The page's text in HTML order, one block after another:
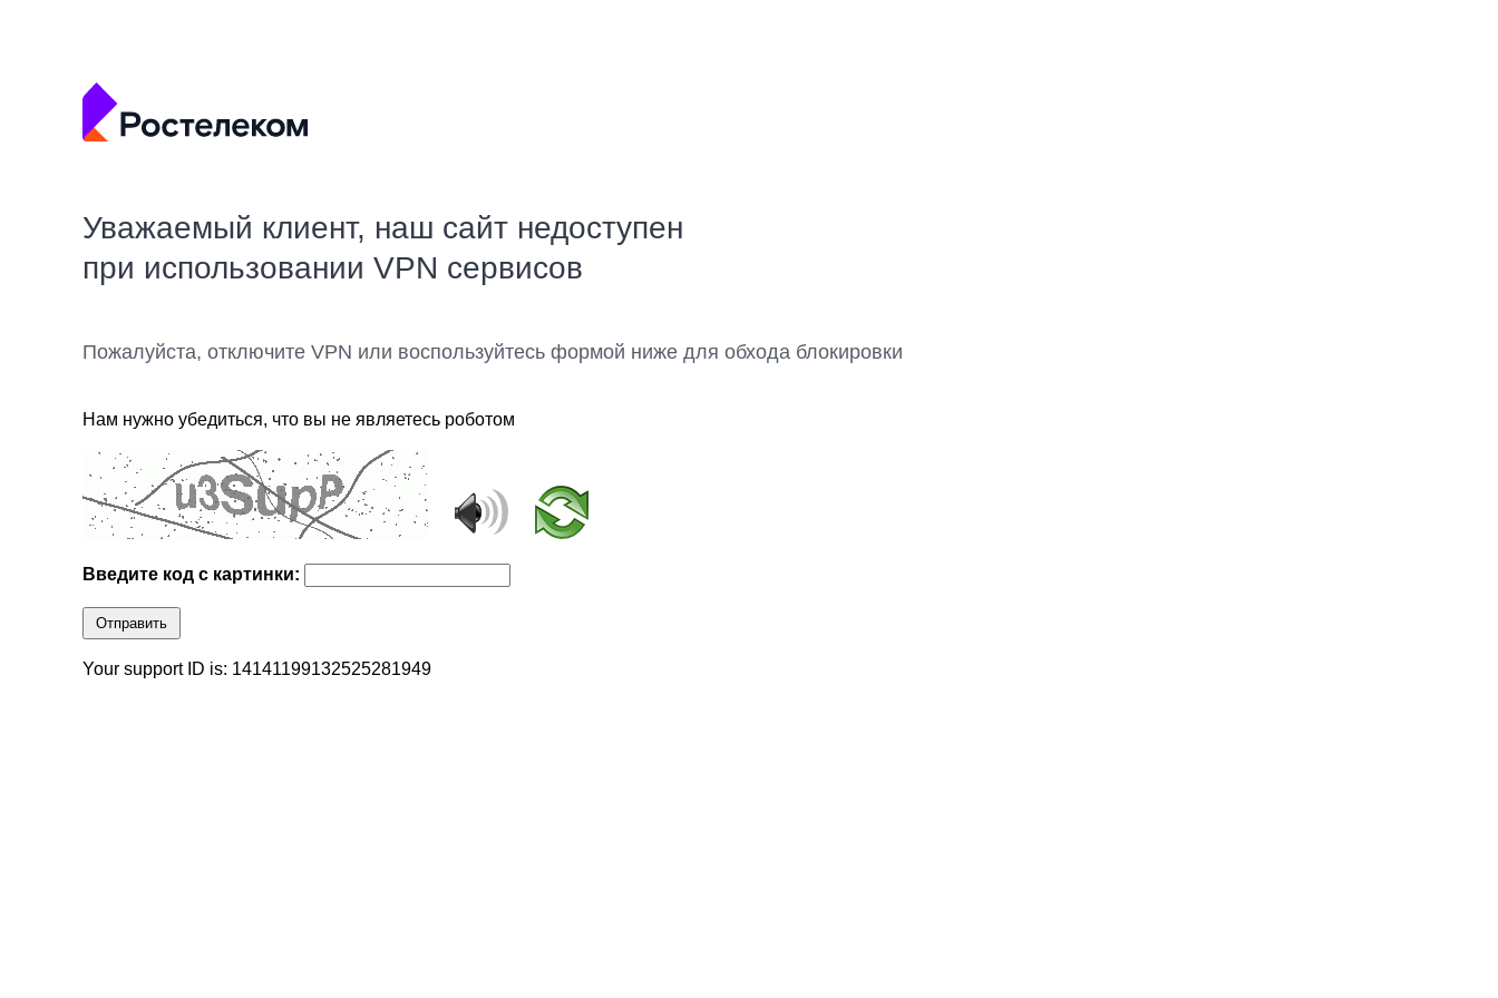
Уважаемый клиент, наш сайт недоступен
при использовании VPN сервисов
Пожалуйста, отключите VPN или воспользуйтесь формой ниже для обхода блокировки
Нам нужно убедиться, что вы не являетесь роботом
Введите код с картинки:
Отправить
Your support ID is: 14141199132525281949